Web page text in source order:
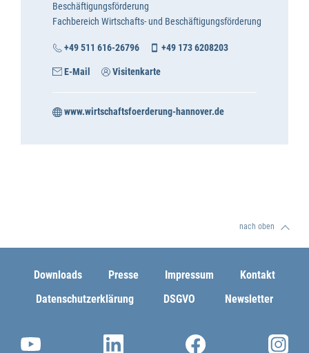
Beschäftigungsförderung
Fachbereich Wirtschafts- und Beschäftigungsförderung
+49 511 616-26796 +49 173 6208203
E-Mail Visitenkarte
www.wirtschaftsfoerderung-hannover.de
nach oben
Downloads Presse Impressum
Kontakt
Datenschutzerklärung
DSGVO Newsletter